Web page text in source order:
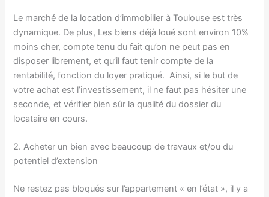
Le marché de la location d’immobilier à Toulouse est très
dynamique. De plus, Les biens déjà loué sont environ 10%
moins cher, compte tenu du fait qu’on ne peut pas en
disposer librement, et qu’il faut tenir compte de la
rentabilité, fonction du loyer pratiqué. Ainsi, si le but de
votre achat est l’investissement, il ne faut pas hésiter une
seconde, et vérifier bien sûr la qualité du dossier du
locataire en cours.
2. Acheter un bien avec beaucoup de travaux et/ou du
potentiel d’extension
Ne restez pas bloqués sur l’appartement « en l’état », il y a